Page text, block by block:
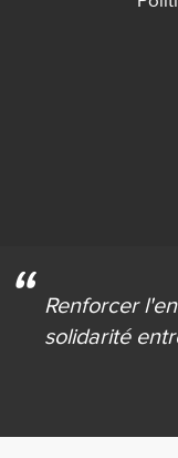
Renforcer
solidarité